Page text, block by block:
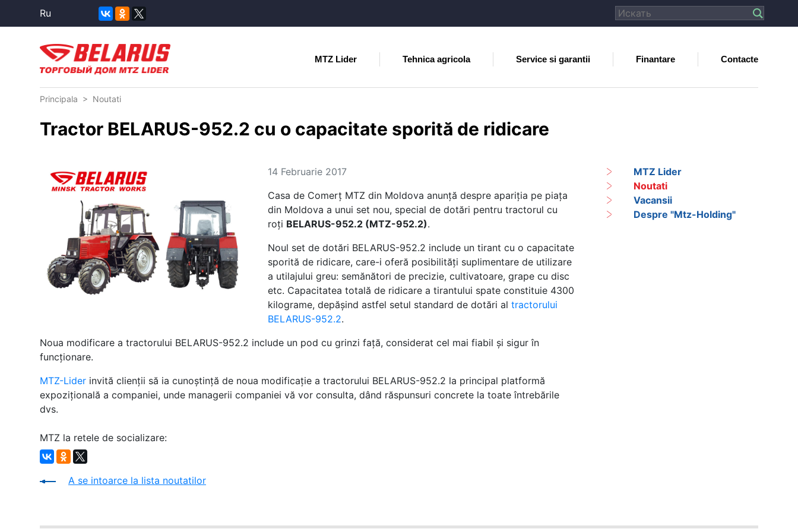
Ru
MTZ Lider Tehnica agricola Service si garantii Finantare Contacte
Principala > Noutati
Tractor BELARUS-952.2 cu o capacitate sporită de ridicare
14 Februarie 2017
Casa de Comerţ MTZ din Moldova anunţă despre apariţia pe piaţa
din Moldova a unui set nou, special de dotări pentru tractorul cu
roţi BELARUS-952.2 (MTZ-952.2).
Noul set de dotări BELARUS-952.2 include un tirant cu o capacitate
sporită de ridicare, care-i oferă posibilităţi suplimentare de utilizare
a utilajului greu: semănători de precizie, cultivatoare, grape cu disc
etc. Capacitatea totală de ridicare a tirantului spate constituie 4300
kilograme, depăşind astfel setul standard de dotări al tractorului
BELARUS-952.2.
Noua modificare a tractorului BELARUS-952.2 include un pod cu grinzi faţă, considerat cel mai fiabil şi sigur în
funcţionare.
MTZ-Lider invită clienţii să ia cunoştinţă de noua modificaţie a tractorului BELARUS-952.2 la principal platformă
expoziţională a companiei, unde managerii companiei vă vor consulta, dând răspunsuri concrete la toate întrebările
dvs.
MTZ la retele de socializare:
A se intoarce la lista noutatilor
MTZ Lider
Noutati
Vacansii
Despre "Mtz-Holding"